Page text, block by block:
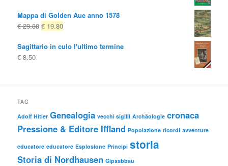
Mappa di Golden Aue anno 1578
€29.80 Il
originale
€ 19.80Il
attuale
Sagittario in culo l'ultimo termine
€ 8.50
TAG
Adolf Hitler Genealogia vecchi sigilli Archäologie cronaca
Pressione & Editore Iffland Popolazione ricordi avventure
educatore educatore Esplosione Principi storia
Storia di Nordhausen Gipsabbau